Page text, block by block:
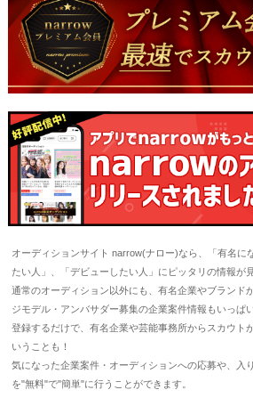
オーディションサイト narrow(ナロー)なら、「有名に
たい人」、「デビューしたい人」にピッタリの情報が
通常のオーディション以外にも、有名企業やブランド
ジモデル・アンバサダー募集の企業案件情報もいっぱい
登録するだけで、有名企業や芸能事務所からスカウト
いうことも！
気になった企業案件・オーディションへの応募や、入
を"無料"で"簡単"に行うことができます。